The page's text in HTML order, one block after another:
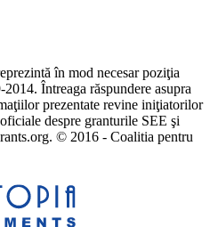
în mod necesar poziţia
Întreaga răspundere asupra
prezentate revine iniţiatorilor
despre granturile SEE şi
© 2016 - Coalitia pentru